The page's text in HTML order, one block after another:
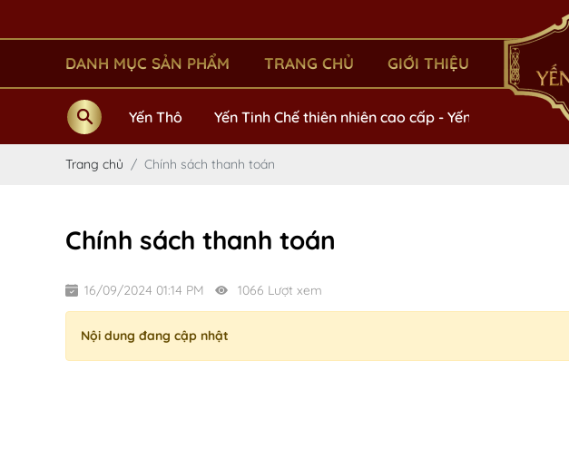
DANH MỤC SẢN PHẨM TRANG CHỦ GIỚI THIỆU
Chưng Sẵn Yến Thô Yến Tinh Chế thiên nhiên cao cấp - Yến Song Thy
Trang chủ Chính sách thanh toán
Chính sách thanh toán
16/09/2024 01:14 PM 1066 Lượt xem
Nội dung đang cập nhật